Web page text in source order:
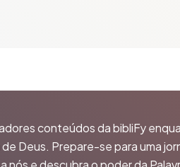
conteúdos da bibliFy
de Deus. Prepare-se para uma